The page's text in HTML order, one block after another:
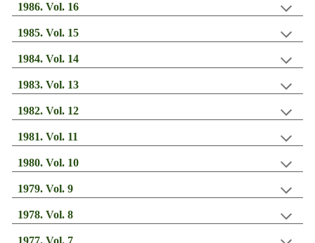
1986. Vol. 16
1985. Vol. 15
1984. Vol. 14
1983. Vol. 13
1982. Vol. 12
1981. Vol. 11
1980. Vol. 10
1979. Vol.9
1978. Vol.8
1977. Vol. 7